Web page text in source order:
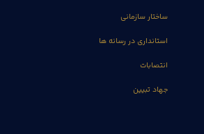
ساختار سازمانی
استانداری در رسانه ها
انتصابات
جهاد تبیین